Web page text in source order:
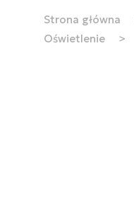
Strona główna
Oświetlenie
>